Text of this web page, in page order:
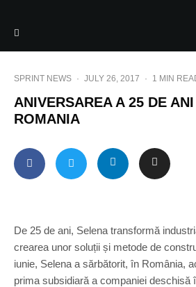
SPRINT NEWS · JULY 26, 2017 · 1 MIN
ANIVERSAREA A 25 DE
ROMANIA
De 25 de ani, Selena transformă
crearea unor soluții și metode de
iunie, Selena a sărbătorit, în România,
prima subsidiară a companiei deschisă